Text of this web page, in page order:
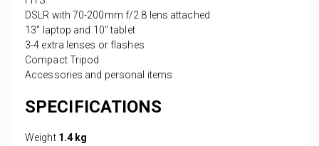
DSLR with 70-200mm f/2.8 lens attached
13'' laptop and 10'' tablet
3-4 extra lenses or flashes
Compact Tripod
Accessories and personal items
SPECIFICATIONS
Weight1.4 kg